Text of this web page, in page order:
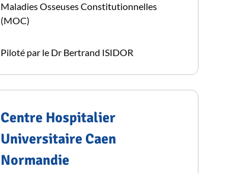
Maladies Osseuses Constitutionnelles
(MOC)
Piloté par le Dr Bertrand ISIDOR
Centre Hospitalier
Universitaire Caen
Normandie